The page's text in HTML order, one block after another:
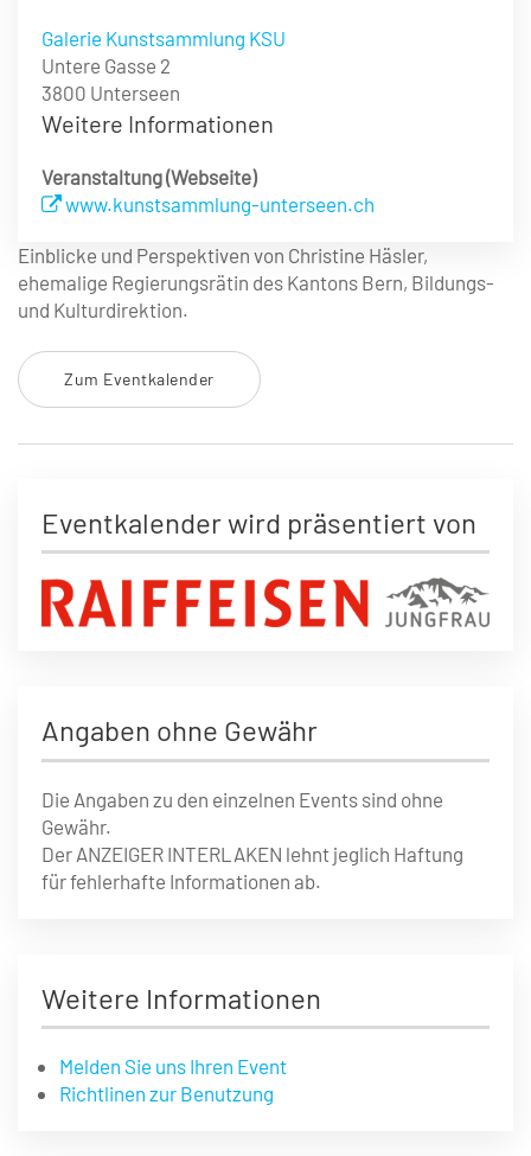
Galerie Kunstsammlung KSU
Untere Gasse 2
3800 Unterseen
Weitere Informationen
Veranstaltung (Webseite)
www.kunstsammlung-unterseen.ch
Einblicke und Perspektiven von Christine Häsler,
ehemalige Regierungsrätin des Kantons Bern, Bildungs-
und Kulturdirektion.
Zum Eventkalender
Eventkalender wird präsentiert von
Angaben ohne Gewähr
Die Angaben zu den einzelnen Events sind ohne
Gewähr.
Der ANZEIGER INTERLAKEN lehnt jeglich Haftung
für fehlerhafte Informationen ab.
Weitere Informationen
Melden Sie uns Ihren Event
Richtlinen zur Benutzung